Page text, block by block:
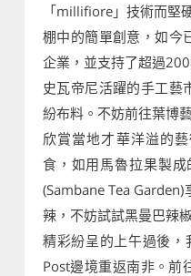
「millifiore」技術而堅
棚中的簡單創意，如今
企業，並支持了超過
史瓦帝尼活躍的手工藝
紛布料。不妨前往葉博
欣賞當地才華洋溢的
食，如用馬魯拉果製
(Sambane Tea
辣，不妨試試黑曼巴辣
精彩紛呈的上午過後
Post邊境重返南非。前